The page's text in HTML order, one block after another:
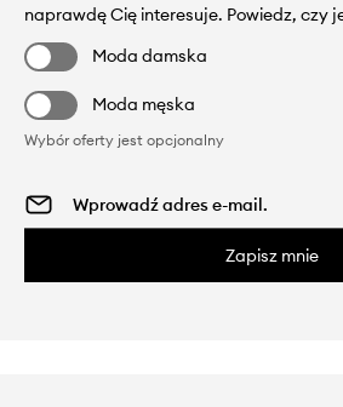
naprawdę Cię interesuje. Powiedz, czy
Moda damska
Moda męska
Wybór oferty jest opcjonalny
Zapisz mnie